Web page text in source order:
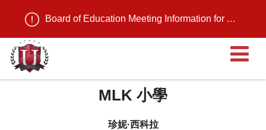
Board of Education Meeting Information for August 11, 2026
MLK 小學
珍妮·西科拉